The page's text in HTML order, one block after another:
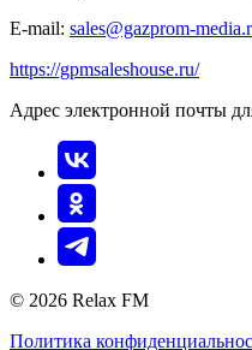
E-mail: sales@gazprom-
https://gpmsaleshouse.ru/
Адрес электронной почты
© 2026 Relax FM
Политика